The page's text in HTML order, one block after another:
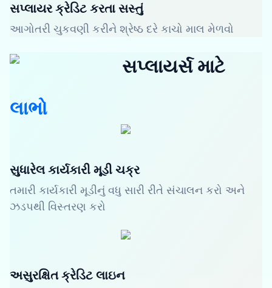
સપ્લાયર ક્રેડિટ કરતા સસ્તું
આગોતરી ચુકવણી કરીને શ્રેષ્ઠ દરે કાચો માલ મેળવો
સપ્લાયર્સ માટે
લાભો
સુધારેલ કાર્યકારી મૂડી ચક્ર
તમારી કાર્યકારી મૂડીનું વધુ સારી રીતે સંચાલન કરો અને
ઝડપથી વિસ્તરણ કરો
અસુરક્ષિત ક્રેડિટ લાઇન